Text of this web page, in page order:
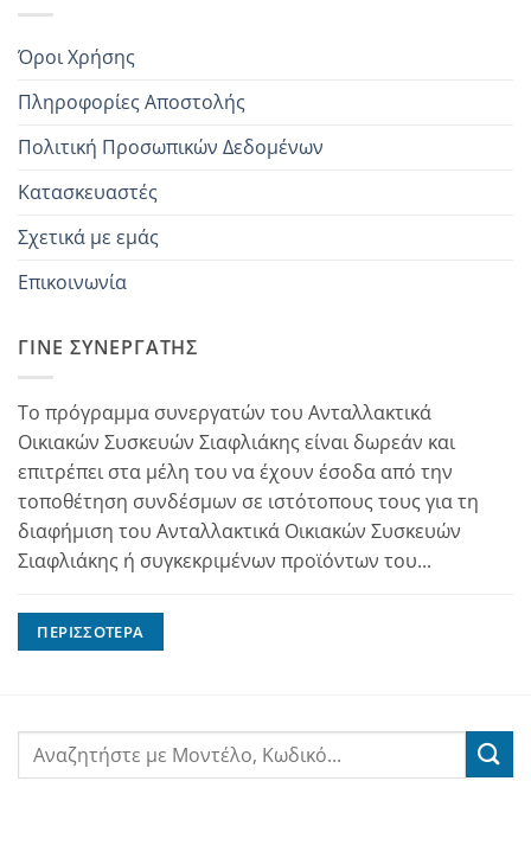
Όροι Χρήσης
Πληροφορίες Αποστολής
Πολιτική Προσωπικών Δεδομένων
Κατασκευαστές
Σχετικά με εμάς
Επικοινωνία
ΓΊΝΕ ΣΥΝΕΡΓΆΤΗΣ
Το πρόγραμμα συνεργατών του Ανταλλακτικά
Οικιακών Συσκευών Σιαφλιάκης είναι δωρεάν και
επιτρέπει στα μέλη του να έχουν έσοδα από την
τοποθέτηση συνδέσμων σε ιστότοπους τους για τη
διαφήμιση του Ανταλλακτικά Οικιακών Συσκευών
Σιαφλιάκης ή συγκεκριμένων προϊόντων του...
ΠΕΡΙΣΣΌΤΕΡΑ